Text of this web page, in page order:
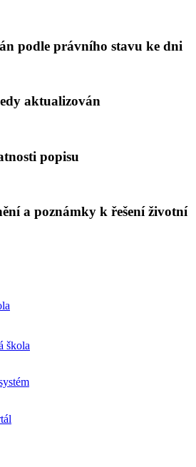
podle právního stavu ke dni
aktualizován
popisu
a poznámky k řešení životní
škola